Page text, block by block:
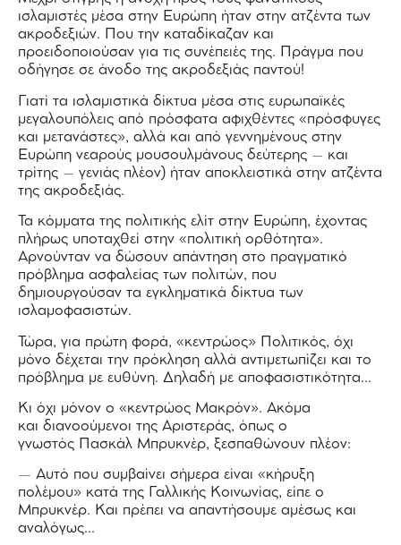
ισλαμιστές μέσα στην Ευρώπη ήταν στην ατζέντα των
ακροδεξιών. Που την καταδίκαζαν και
προειδοποιούσαν για τις συνέπειές της. Πράγμα που
οδήγησε σε άνοδο της ακροδεξιάς παντού!
Γιατί τα ισλαμιστικά δίκτυα μέσα στις ευρωπαϊκές
μεγαλουπόλεις από πρόσφατα αφιχθέντες «πρόσφυγες
και μετανάστες», αλλά και από γεννημένους στην
Ευρώπη νεαρούς μουσουλμάνους δεύτερης – και
τρίτης – γενιάς πλέον) ήταν αποκλειστικά στην ατζέντα
της ακροδεξιάς.
Τα κόμματα της πολιτικής ελίτ στην Ευρώπη, έχοντας
πλήρως υποταχθεί στην «πολιτική ορθότητα».
Αρνούνταν να δώσουν απάντηση στο πραγματικό
πρόβλημα ασφαλείας των πολιτών, που
δημιουργούσαν τα εγκληματικά δίκτυα των
ισλαμοφασιστών.
Τώρα, για πρώτη φορά, «κεντρώος» Πολιτικός, όχι
μόνο δέχεται την πρόκληση αλλά αντιμετωπίζει και το
πρόβλημα με ευθύνη. Δηλαδή με αποφασιστικότητα…
Κι όχι μόνον ο «κεντρώος Μακρόν». Ακόμα
και διανοούμενοι της Αριστεράς, όπως ο
γνωστός Πασκάλ Μπρυκνέρ, ξεσπαθώνουν πλέον:
— Αυτό που συμβαίνει σήμερα είναι «κήρυξη
πολέμου» κατά της Γαλλικής Κοινωνίας, είπε ο
Μπρυκνέρ. Και πρέπει να απαντήσουμε αμέσως και
αναλόγως…